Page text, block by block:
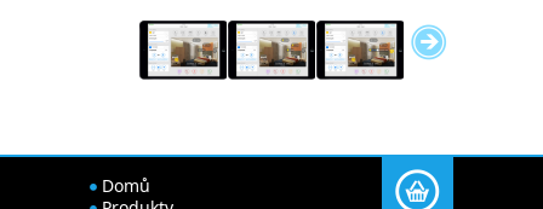
Domů